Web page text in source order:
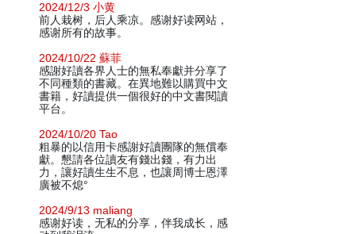
2024/12/3 小黄
前人栽树，后人乘凉。感谢好读网站，
感谢所有的故事。
2024/10/22 蘇菲
感謝好讀各界人士的無私奉獻并分享了
不同種類的書藏。在異地難以購買中文
書籍，好讀提供一個很好的中文書閱讀
平台。
2024/10/20 Tao
粗暴的以信用卡感謝好讀團隊的無償奉
獻。懇請各位讀友有錢出錢，有力出
力，讓好讀生生不息，也讓周博士恩澤
廣被不熄°
2024/9/13 maliang
感谢好读，无私的分享，伴我成长，感